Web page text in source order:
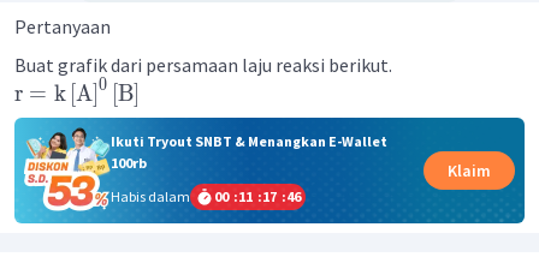
Pertanyaan
Buat grafik dari persamaan laju reaksi berikut.
r = k A] 0 [B
Ikuti Tryout SNBT & Menangkan E-Wallet
100rb
Habis dalam
00 :11 :17 :46
Klaim